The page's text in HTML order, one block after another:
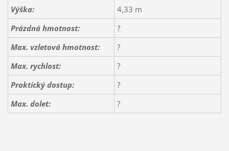
Výška:
4,33 m
Prázdná hmotnost:
?
Max. vzletová hmotnost:
?
Max. rychlost:
?
Praktický dostup:
?
Max. dolet:
?